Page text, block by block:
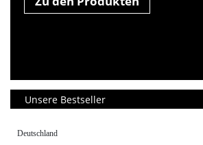
Unsere Bestseller
Deutschland